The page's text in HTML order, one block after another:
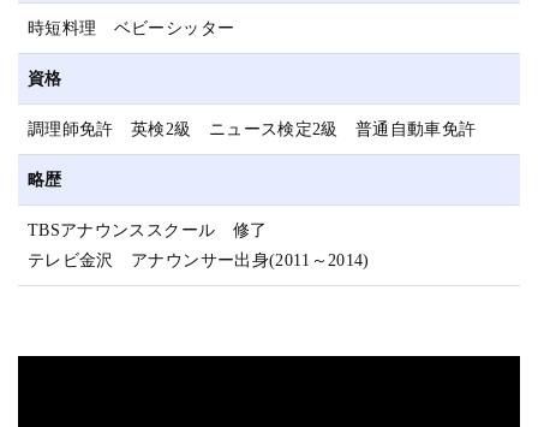
時短料理 ベビーシッター
資格
調理師免許 英検2級 ニュース検定2級 普通自動車免許
略歴
TBSアナウンススクール 修了
テレビ金沢 アナウンサー出身(2011～2014)